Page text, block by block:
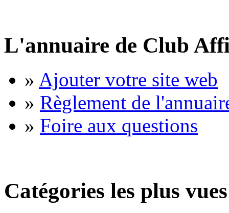
L'annuaire de Club
» Ajouter votre site web
» Règlement de
» Foire aux questions
Catégories les plus vues